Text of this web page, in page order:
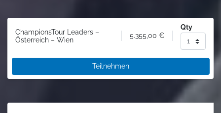
ChampionsTour Leaders –
Österreich – Wien
5.355,00 €
Qty
Teilnehmen